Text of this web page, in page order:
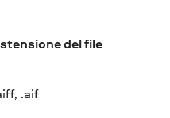
del file
.aif